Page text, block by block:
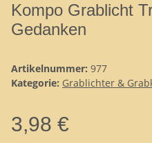
Kompo Grablicht
Gedanken
Artikelnummer: 977
Kategorie: Grablichter &
3,98 €